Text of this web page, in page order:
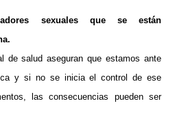
sexuales que se están
de salud aseguran que estamos ante
y si no se inicia el control de ese
las consecuencias pueden ser